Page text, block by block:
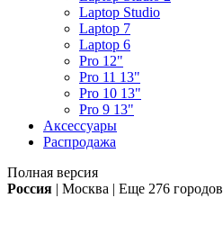
Laptop Studio
Laptop 7
Laptop 6
Pro 12"
Pro 11 13"
Pro 10 13"
Pro 9 13"
Аксессуары
Распродажа
Полная версия
Россия | Москва | Еще 276 городов